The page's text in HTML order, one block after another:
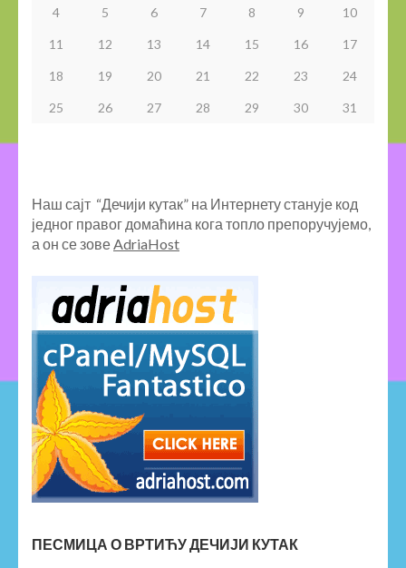
4 5 6 7 8 9 10
11 12 13 14 15 16 17
18 19 20 21 22 23 24
25 26 27 28 29 30 31
Наш сајт “Дечији кутак” на Интернету станује код
једног правог домаћина кога топло препоручујемо,
а он се зовеAdriaHost
ПЕСМИЦА О ВРТИЋУ ДЕЧИЈИ КУТАК